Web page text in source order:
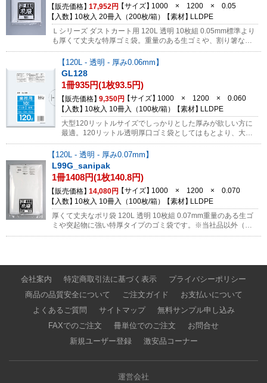
販売価格 17,952円 サイズ
1000 × 1200 × 0.05
入数
10枚入 20冊入（200枚/箱） 素材
LLDPE
Ｌシリーズ ダストカート用 120L 透明 10枚組 0.05mm標準より
も厚くて丈夫な特厚ゴミ袋。重量のある生ゴミや、割り箸など
の突起物に強いゴミ袋です。※当社品以外（日本サニパック製
品、丸富製紙、ダイアラップ、クレラップ等）の返品は受けら
れません。ご購入前に必ず商品のお間違いがないかご確認をお
願いします。
120L - 透明 - 厚み0.06mm
GL128
1冊935円(1枚93.5円)
販売価格 9,350円 サイズ
1000 × 1200 × 0.060
入数
10枚入 10冊入（100枚/箱） 素材
LLDPE
大型120リットルサイズでしっかりとした厚みが欲しい方に
最適。120リットル透明厚口ゴミ袋としてはもとより、大型
製品の梱包用ポリ袋としても問い合わせが多い商品です。
120L - 透明 - 厚み0.07mm
L99G_sanipak
1冊1408円(1枚140.8円)
販売価格 14,080円 サイズ
1000 × 1200 × 0.070
入数
10枚入 10冊入（100枚/箱） 素材
LLDPE
厚くて丈夫なポリ袋 120L 透明 10枚組 0.07mm重量のある生ゴ
ミや突起物に強い特厚タイプのゴミ袋です。※当社品以外（日
本サニパック製品、丸富製紙、ダイアラップ、クレラップ等）
会社案内 特定商取引法に基づく表示
プライバシーポリシー
商品の品質安全について
ご注文ガイド
お支払いについて
よくあるご質問
サイトマップ
無料サンプル申し込み
FAXでのご注文
冊単位でのご注文
お問合せ
新規ユーザー登録
激安品コーナー
運営会社